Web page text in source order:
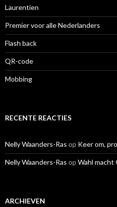
Laurentien
Premier voor alle Nederlanders
Flash back
QR-code
Mobbing
RECENTE REACTIES
Nelly Waanders-Ras op Keer om,
Nelly Waanders-Ras op Wahl macht
ARCHIEVEN